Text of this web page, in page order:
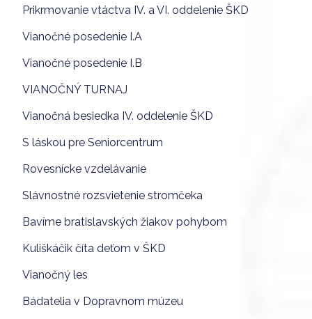
Prikrmovanie vtáctva IV. a VI. oddelenie ŠKD
Vianočné posedenie I.A
Vianočné posedenie I.B
VIANOČNÝ TURNAJ
Vianočná besiedka IV. oddelenie ŠKD
S láskou pre Seniorcentrum
Rovesnícke vzdelávanie
Slávnostné rozsvietenie stromčeka
Bavíme bratislavských žiakov pohybom
Kuliškáčik číta deťom v ŠKD
Vianočný les
Bádatelia v Dopravnom múzeu